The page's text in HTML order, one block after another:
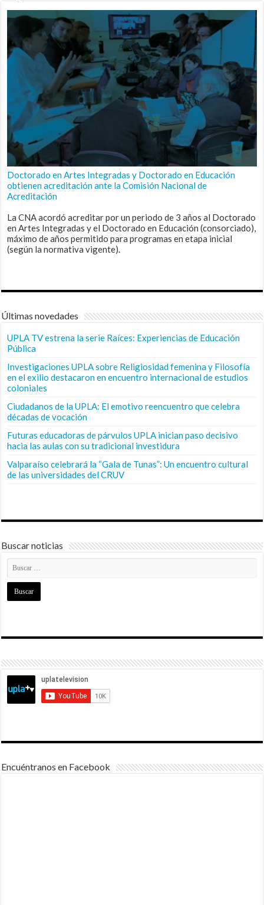
Doctorado en Artes Integradas y Doctorado en Educación
obtienen acreditación ante la Comisión Nacional de
Acreditación
La CNA acordó acreditar por un periodo de 3 años al Doctorado
en Artes Integradas y el Doctorado en Educación (consorciado),
máximo de años permitido para programas en etapa inicial
(según la normativa vigente).
Últimas novedades
UPLA TV estrena la serie Raíces: Experiencias de Educación
Pública
Investigaciones UPLA sobre Religiosidad femenina y Filosofía
en el exilio destacaron en encuentro internacional de estudios
coloniales
Ciudadanos de la UPLA: El emotivo reencuentro que celebra
décadas de vocación
Futuras educadoras de párvulos UPLA inician paso decisivo
hacia las aulas con su tradicional investidura
Valparaíso celebrará la “Gala de Tunas”: Un encuentro cultural
de las universidades del CRUV
Buscar noticias
Encuéntranos en Facebook